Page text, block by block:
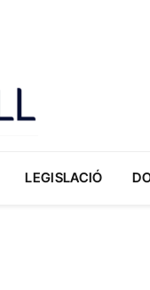
LEGISLACIÓ